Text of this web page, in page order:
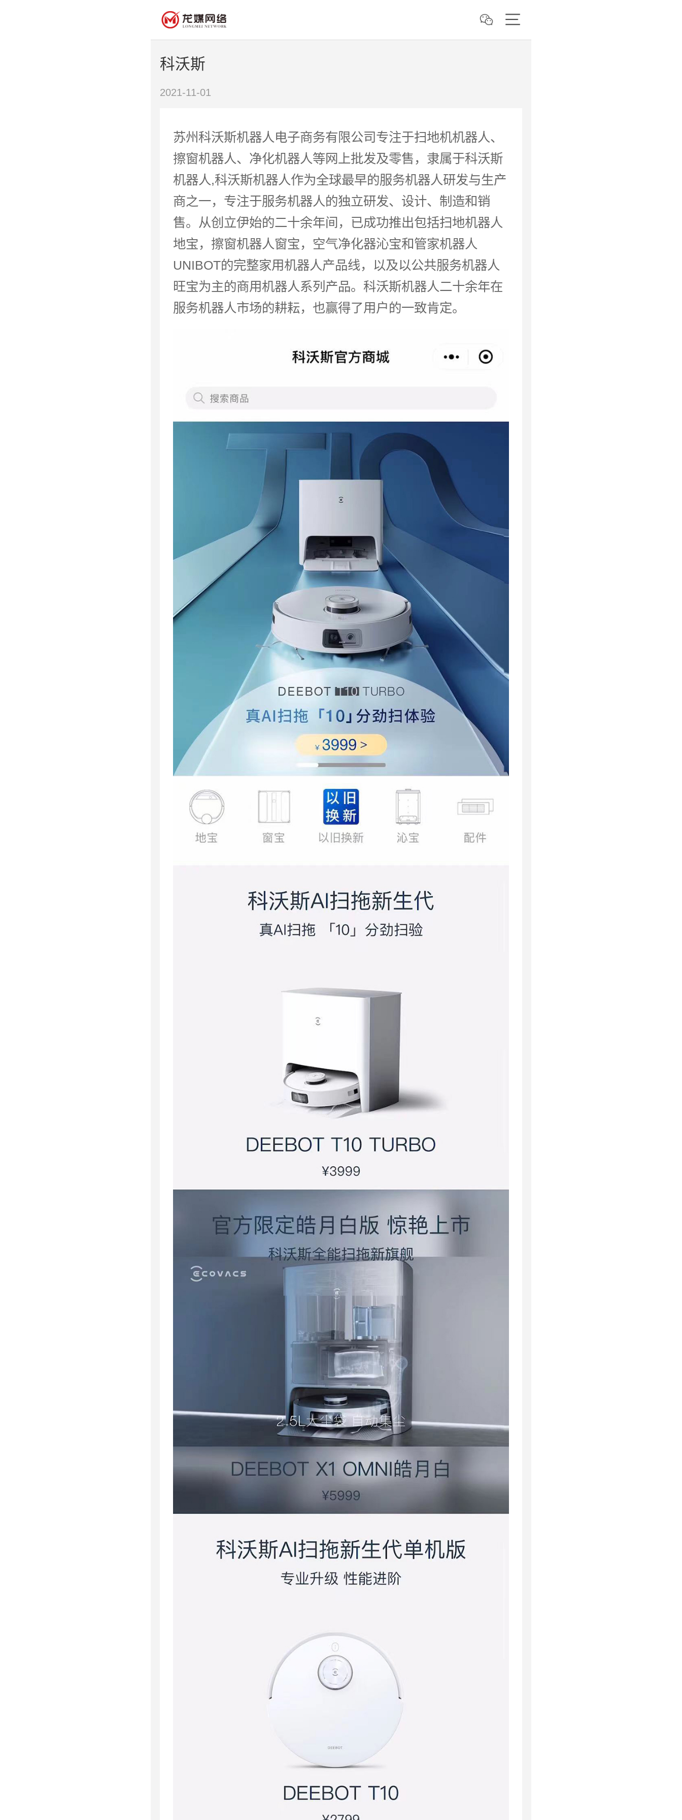
科沃斯
2021-11-01
苏州科沃斯机器人电子商务有限公司专注于扫地机机器人、
擦窗机器人、净化机器人等网上批发及零售，隶属于科沃斯
机器人,科沃斯机器人作为全球最早的服务机器人研发与生产
商之一，专注于服务机器人的独立研发、设计、制造和销
售。从创立伊始的二十余年间，已成功推出包括扫地机器人
地宝，擦窗机器人窗宝，空气净化器沁宝和管家机器人
UNIBOT的完整家用机器人产品线，以及以公共服务机器人
旺宝为主的商用机器人系列产品。科沃斯机器人二十余年在
服务机器人市场的耕耘，也赢得了用户的一致肯定。